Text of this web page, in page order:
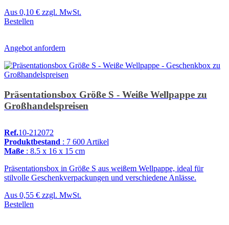
Aus 0,10 € zzgl. MwSt.
Bestellen
Angebot anfordern
Präsentationsbox Größe S - Weiße Wellpappe zu
Großhandelspreisen
Ref.10-212072
Produktbestand : 7 600 Artikel
Maße : 8.5 x 16 x 15 cm
Präsentationsbox in Größe S aus weißem Wellpappe, ideal für
stilvolle Geschenkverpackungen und verschiedene Anlässe.
Aus 0,55 € zzgl. MwSt.
Bestellen